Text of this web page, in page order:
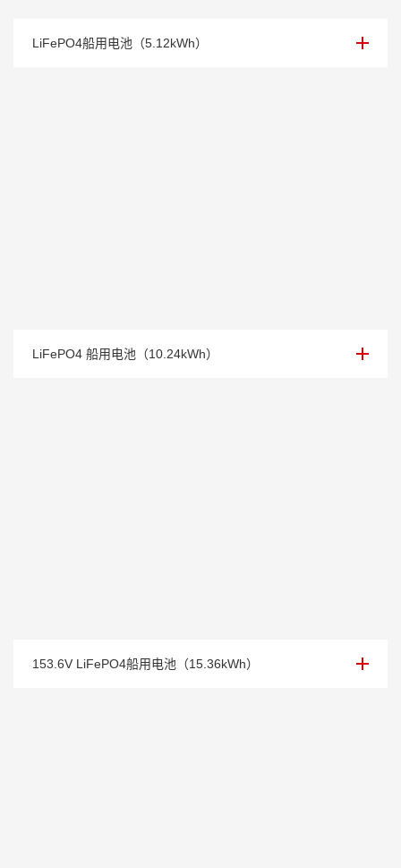
51.2V船用锂电池
LiFePO4船用电池（5.12kWh）
102.4V船用锂电池
LiFePO4 船用电池（10.24kWh）
153.6V 船用锂电池
153.6V LiFePO4船用电池（15.36kWh）